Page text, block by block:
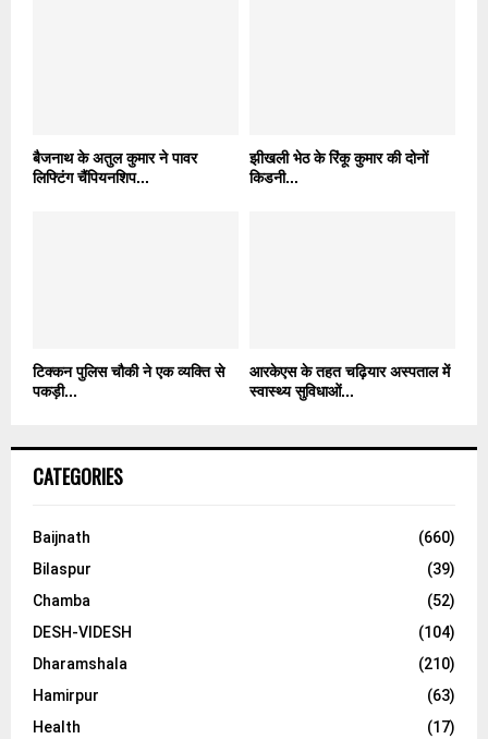
बैजनाथ के अतुल कुमार ने पावर
लिफ्टिंग चैंपियनशिप...
झीखली भेठ के रिंकू कुमार की दोनों
किडनी...
टिक्कन पुलिस चौकी ने एक व्यक्ति से
पकड़ी...
आरकेएस के तहत चढ़ियार अस्पताल में
स्वास्थ्य सुविधाओं...
CATEGORIES
Baijnath
(660)
Bilaspur
(39)
Chamba
(52)
DESH-VIDESH
(104)
Dharamshala
(210)
Hamirpur
(63)
Health
(17)